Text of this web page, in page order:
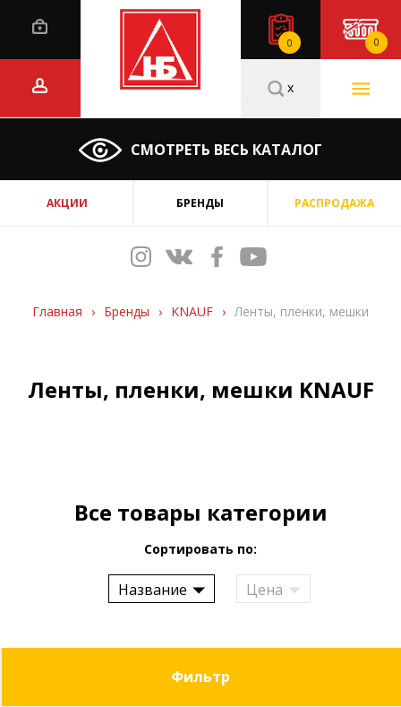
0 0
СМОТРЕТЬ ВЕСЬ КАТАЛОГ
x
АКЦИИ БРЕНДЫ РАСПРОДАЖА
Главная › Бренды › KNAUF › Ленты, пленки, мешки
Ленты, пленки, мешки KNAUF
Все товары категории
Сортировать по:
Название Цена
Фильтр